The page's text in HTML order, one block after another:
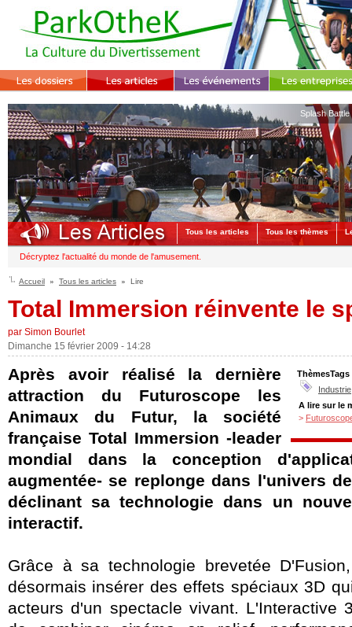
Splash
Tous les articles Tous les thèmes
Décryptez l'actualité du monde de l'amusement.
Accueil Tous les articles Lire
Total Immersion réinvente le
par Simon Bourlet
Dimanche 15 février 2009 - 14:28
ThèmesTags
Industrie
A lire sur le
>
Après avoir réalisé la dernière
attraction du Futuroscope les
Animaux du Futur, la société
française Total Immersion -leader
mondial dans la conception
augmentée- se replonge dans l'univers
déclinant sa technologie dans un
interactif.
Grâce à sa technologie brevetée
désormais insérer des effets spéciaux 3D
acteurs d'un spectacle vivant. L'Interactive